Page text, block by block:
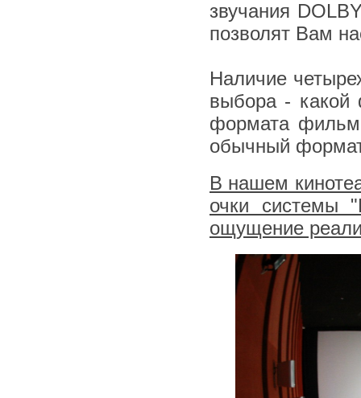
звучания
позволят Вам
Наличие
выбора - какой
формата
обычный
В нашем
очки системы
ощущение